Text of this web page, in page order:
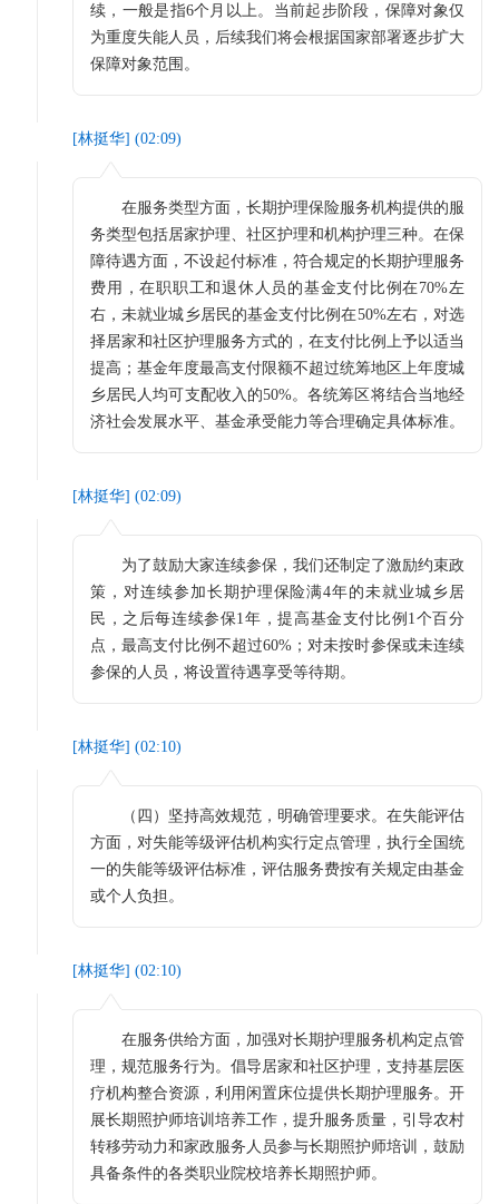
续，一般是指6个月以上。当前起步阶段，保障对象仅
为重度失能人员，后续我们将会根据国家部署逐步扩大
保障对象范围。
[林挺华] (02:09)
在服务类型方面，长期护理保险服务机构提供的服
务类型包括居家护理、社区护理和机构护理三种。在保
障待遇方面，不设起付标准，符合规定的长期护理服务
费用，在职职工和退休人员的基金支付比例在70%左
右，未就业城乡居民的基金支付比例在50%左右，对选
择居家和社区护理服务方式的，在支付比例上予以适当
提高；基金年度最高支付限额不超过统筹地区上年度城
乡居民人均可支配收入的50%。各统筹区将结合当地经
济社会发展水平、基金承受能力等合理确定具体标准。
[林挺华] (02:09)
为了鼓励大家连续参保，我们还制定了激励约束政
策，对连续参加长期护理保险满4年的未就业城乡居
民，之后每连续参保1年，提高基金支付比例1个百分
点，最高支付比例不超过60%；对未按时参保或未连续
参保的人员，将设置待遇享受等待期。
[林挺华] (02:10)
（四）坚持高效规范，明确管理要求。在失能评估
方面，对失能等级评估机构实行定点管理，执行全国统
一的失能等级评估标准，评估服务费按有关规定由基金
或个人负担。
[林挺华] (02:10)
在服务供给方面，加强对长期护理服务机构定点管
理，规范服务行为。倡导居家和社区护理，支持基层医
疗机构整合资源，利用闲置床位提供长期护理服务。开
展长期照护师培训培养工作，提升服务质量，引导农村
转移劳动力和家政服务人员参与长期照护师培训，鼓励
具备条件的各类职业院校培养长期照护师。